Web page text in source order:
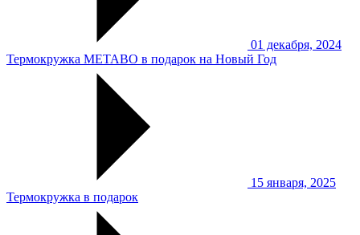
01 декабря, 2024
Термокружка METABO в подарок на Новый Год
15 января, 2025
Термокружка в подарок